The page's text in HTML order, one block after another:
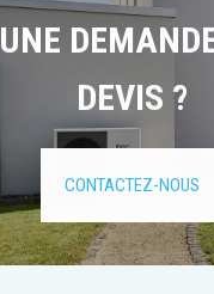
UNE
DEVIS ?
CONTACTEZ-NOUS